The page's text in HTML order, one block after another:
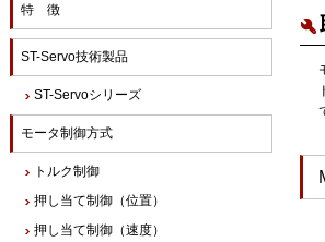
特 徴
ST-Servo技術製品
ST-Servoシリーズ
モータ制御方式
トルク制御
押し当て制御（位置）
押し当て制御（速度）